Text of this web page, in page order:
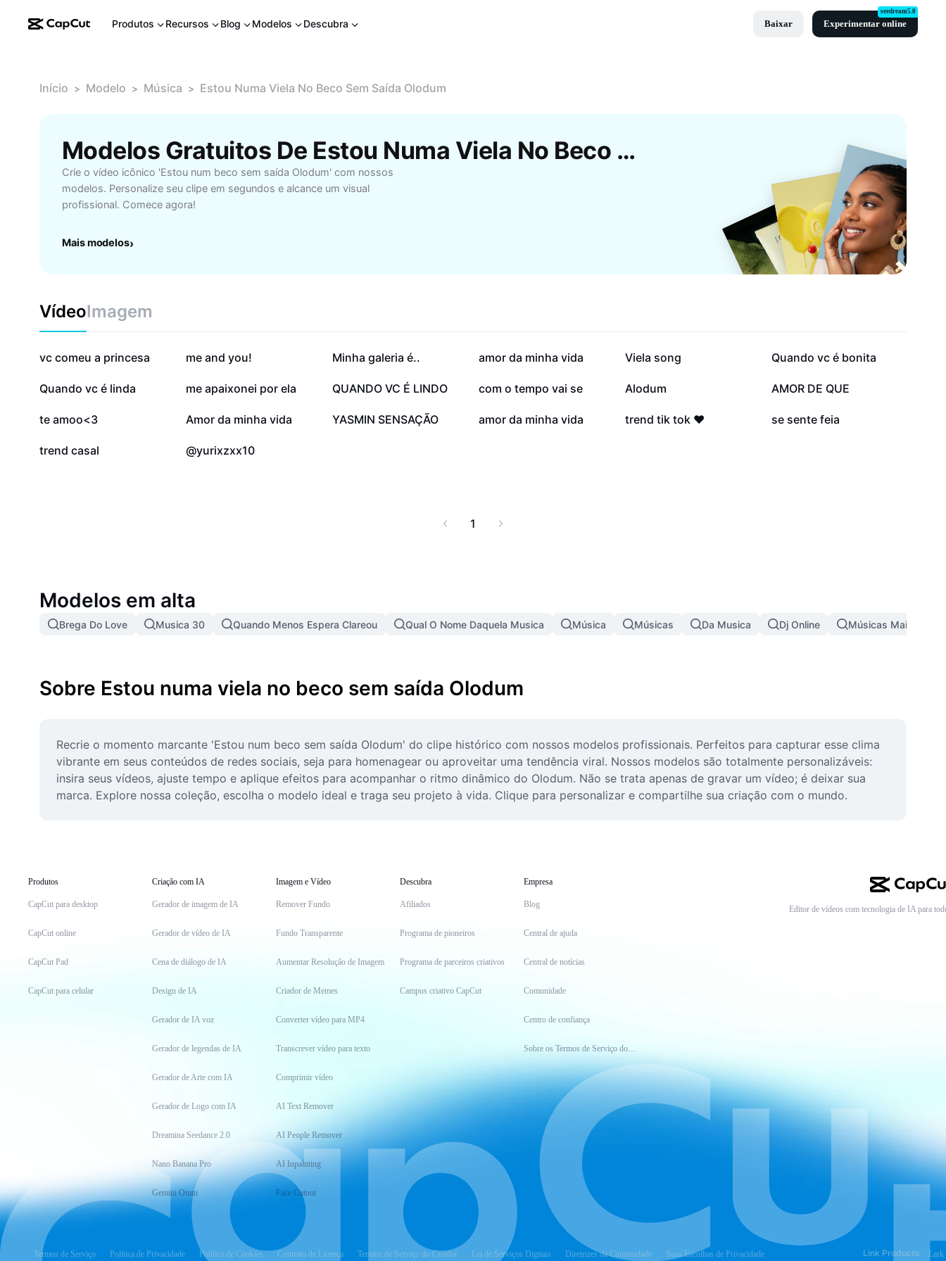
Produtos Recursos Blog Modelos Descubra Baixar Experimentar online
seedream5.0
Início > Modelo > Música > Estou Numa Viela No Beco Sem Saída Olodum
Modelos Gratuitos De Estou Numa Viela No Beco Sem Saída Olodum Da CapCut
Crie o vídeo icônico 'Estou num beco sem saída Olodum' com nossos
modelos. Personalize seu clipe em segundos e alcance um visual
profissional. Comece agora!
Mais modelos›
VídeoImagem
191,9 mil
vc comeu a princesa 37,9 mil
me and you! 35 mil
Minha galeria é.. 24,3 mil
amor da minha vida 18,8 mil
Viela song 9,2 mil
Quando vc é bonita
3,7 mil
Quando vc é linda 3,4 mil
me apaixonei por ela 2,6 mil
QUANDO VC É LINDO 2,4 mil
com o tempo vai se 1,9 mil
Alodum 1,4 mil
AMOR DE QUE
1,2 mil
te amoo<3 848
Amor da minha vida 590
YASMIN SENSAÇÃO 436
amor da minha vida 425
trend tik tok ❤️ 346
se sente feia
106
trend casal 0
@yurixzxx10
1
Modelos em alta
Brega Do Love Musica 30 Quando Menos Espera Clareou Qual O Nome Daquela Musica Música Músicas Da Musica Dj Online Músicas Mais
Sobre Estou numa viela no beco sem saída Olodum
Recrie o momento marcante 'Estou num beco sem saída Olodum' do clipe histórico com nossos modelos profissionais. Perfeitos para capturar esse clima
vibrante em seus conteúdos de redes sociais, seja para homenagear ou aproveitar uma tendência viral. Nossos modelos são totalmente personalizáveis:
insira seus vídeos, ajuste tempo e aplique efeitos para acompanhar o ritmo dinâmico do Olodum. Não se trata apenas de gravar um vídeo; é deixar sua
marca. Explore nossa coleção, escolha o modelo ideal e traga seu projeto à vida. Clique para personalizar e compartilhe sua criação com o mundo.
Produtos
CapCut para desktop
CapCut online
CapCut Pad
CapCut para celular
Criação com IA
Gerador de imagem de IA
Gerador de vídeo de IA
Cena de diálogo de IA
Design de IA
Gerador de IA voz
Gerador de legendas de IA
Gerador de Arte com IA
Gerador de Logo com IA
Dreamina Seedance 2.0
Nano Banana Pro
Gemini Omni
Imagem e Vídeo
Remover Fundo
Fundo Transparente
Aumentar Resolução de Imagem
Criador de Memes
Converter vídeo para MP4
Transcrever vídeo para texto
Comprimir vídeo
AI Text Remover
AI People Remover
AI Inpainting
Face Cutout
Descubra
Afiliados
Programa de pioneiros
Programa de parceiros criativos
Campus criativo CapCut
Empresa
Blog
Central de ajuda
Central de notícias
Comunidade
Centro de confiança
Sobre os Termos de Serviço do CapCut
Editor de vídeos com tecnologia de IA para
Termos de Serviço Política de Privacidade Política de Cookies Contrato de Licença Termos de Serviço do Criador Lei de Serviços Digitais Diretrizes da Comunidade Suas Escolhas de Privacidade Link Products: Lark